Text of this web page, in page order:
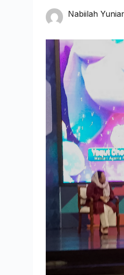
Nabiilah